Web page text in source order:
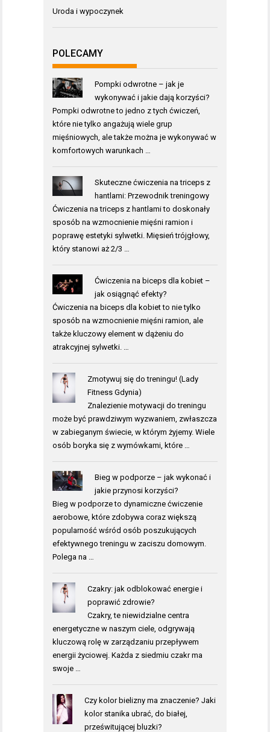
Uroda i wypoczynek
POLECAMY
Pompki odwrotne – jak je
wykonywać i jakie dają korzyści?
Pompki odwrotne to jedno z tych ćwiczeń,
które nie tylko angażują wiele grup
mięśniowych, ale także można je wykonywać w
komfortowych warunkach …
Skuteczne ćwiczenia na triceps z
hantlami: Przewodnik treningowy
Ćwiczenia na triceps z hantlami to doskonały
sposób na wzmocnienie mięśni ramion i
poprawę estetyki sylwetki. Mięsień trójgłowy,
który stanowi aż 2/3 …
Ćwiczenia na biceps dla kobiet –
jak osiągnąć efekty?
Ćwiczenia na biceps dla kobiet to nie tylko
sposób na wzmocnienie mięśni ramion, ale
także kluczowy element w dążeniu do
atrakcyjnej sylwetki. …
Zmotywuj się do treningu! (Lady
Fitness Gdynia)
Znalezienie motywacji do treningu
może być prawdziwym wyzwaniem, zwłaszcza
w zabieganym świecie, w którym żyjemy. Wiele
osób boryka się z wymówkami, które …
Bieg w podporze – jak wykonać i
jakie przynosi korzyści?
Bieg w podporze to dynamiczne ćwiczenie
aerobowe, które zdobywa coraz większą
popularność wśród osób poszukujących
efektywnego treningu w zaciszu domowym.
Polega na …
Czakry: jak odblokować energie i
poprawić zdrowie?
Czakry, te niewidzialne centra
energetyczne w naszym ciele, odgrywają
kluczową rolę w zarządzaniu przepływem
energii życiowej. Każda z siedmiu czakr ma
swoje …
Czy kolor bielizny ma znaczenie? Jaki
kolor stanika ubrać, do białej,
prześwitującej bluzki?